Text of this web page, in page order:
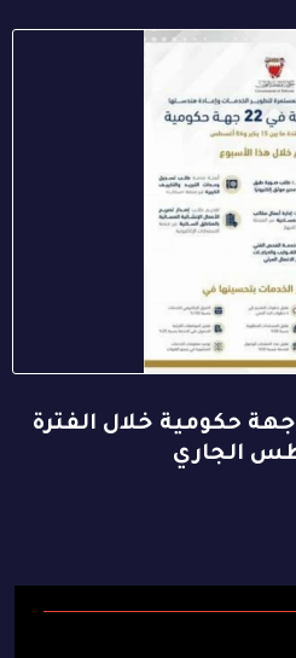
تطوير 119 خدمة في 22 جهة حكومية خلال الفترة